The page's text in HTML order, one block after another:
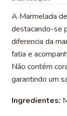
A Marmelada
destacando-se
diferencia da
fatia e
Não contém
garantindo um
Ingredientes: